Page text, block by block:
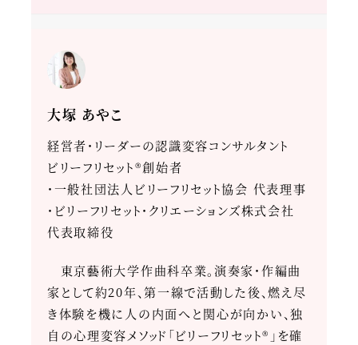
大塚 あやこ
経営者・リーダーの認識変容コンサルタント
ビリーフリセット®創始者
・一般社団法人ビリーフリセット協会 代表理事
・ビリーフリセット・クリエーションズ株式会社
代表取締役
東京藝術大学作曲科卒業。演奏家・作編曲
家として約20年、第一線で活動した後、燃え尽
き体験を機に人の内面へと関心が向かい、独
自の心理変容メソッド「ビリーフリセット®」を確